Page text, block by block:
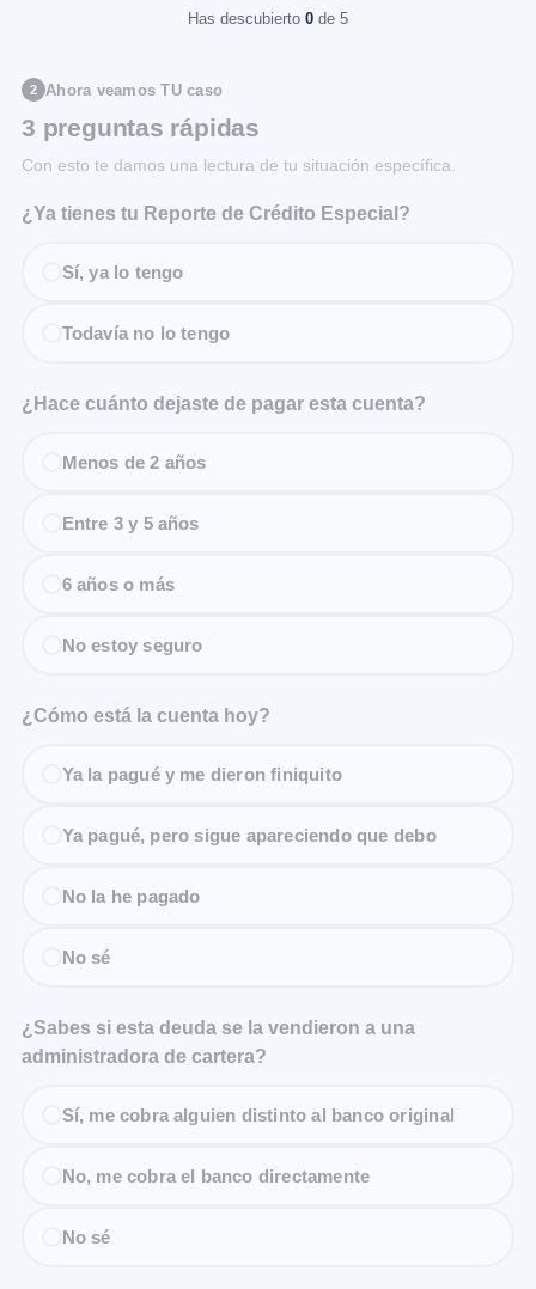
Has descubierto 0 de 5
2 Ahora veamos TU caso
3 preguntas rápidas
Con esto te damos una lectura de tu situación específica.
¿Ya tienes tu Reporte de Crédito Especial?
Sí, ya lo tengo
Todavía no lo tengo
¿Hace cuánto dejaste de pagar esta cuenta?
Menos de 2 años
Entre 3 y 5 años
6 años o más
No estoy seguro
¿Cómo está la cuenta hoy?
Ya la pagué y me dieron finiquito
Ya pagué, pero sigue apareciendo que debo
No la he pagado
No sé
¿Sabes si esta deuda se la vendieron a una
administradora de cartera?
Sí, me cobra alguien distinto al banco original
No, me cobra el banco directamente
No sé